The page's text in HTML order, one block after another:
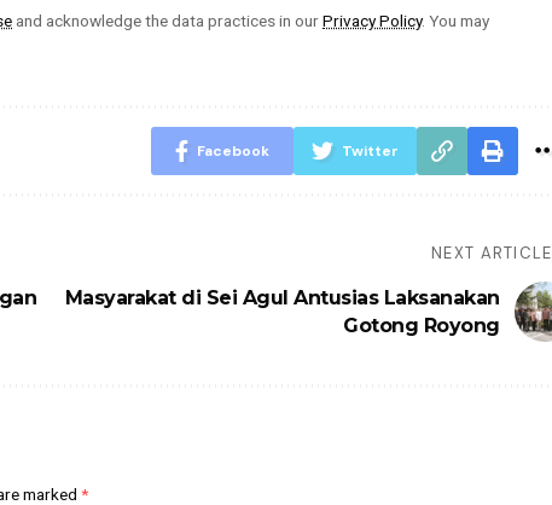
and acknowledge the data practices in ourPrivacy Policy. You may
Facebook Twitter
NEXT ARTICLE
Masyarakat di Sei Agul Antusias Laksanakan
Gotong Royong
marked *